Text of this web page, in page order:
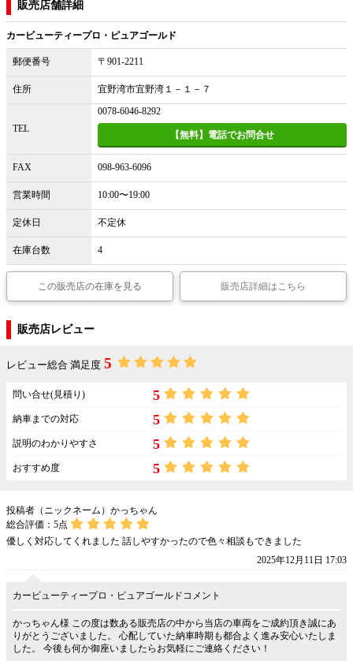
販売店舗詳細
カービューティープロ・ピュアゴールド
郵便番号 〒901-2211
住所 宜野湾市宜野湾１－１－７
TEL
0078-6046-8292
【無料】電話でお問合せ
FAX 098-963-6096
営業時間 10:00〜19:00
定休日 不定休
在庫台数 4
この販売店の在庫を見る 販売店詳細はこちら
販売店レビュー
レビュー総合 満足度 5
問い合せ(見積り) 5
納車までの対応 5
説明のわかりやすさ 5
おすすめ度 5
投稿者（ニックネーム）かっちゃん
総合評価： 5点
優しく対応してくれました 話しやすかったので色々相談もできました
2025年12月11日 17:03
カービューティープロ・ピュアゴールドコメント
かっちゃん様 この度は数ある販売店の中から当店の車両をご成約頂き誠にあ
りがとうございました。 心配していた納車時期も都合よく進み安心いたしま
した。 今後も何か御座いましたらお気軽にご連絡ください！